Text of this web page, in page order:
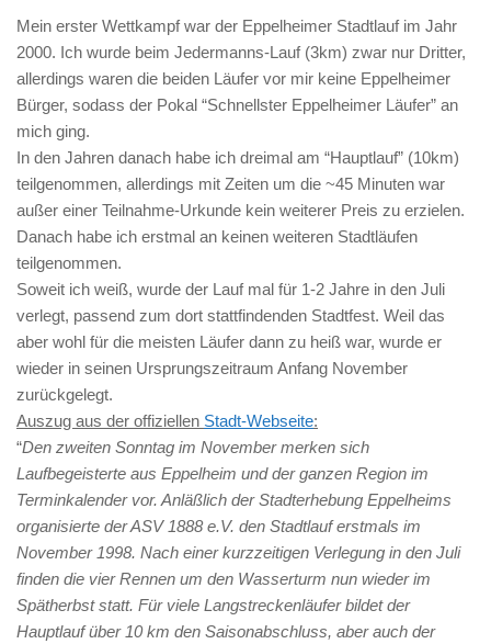
Mein erster Wettkampf war der Eppelheimer Stadtlauf im Jahr
2000. Ich wurde beim Jedermanns-Lauf (3km) zwar nur Dritter,
allerdings waren die beiden Läufer vor mir keine Eppelheimer
Bürger, sodass der Pokal “Schnellster Eppelheimer Läufer” an
mich ging.
In den Jahren danach habe ich dreimal am “Hauptlauf” (10km)
teilgenommen, allerdings mit Zeiten um die ~45 Minuten war
außer einer Teilnahme-Urkunde kein weiterer Preis zu erzielen.
Danach habe ich erstmal an keinen weiteren Stadtläufen
teilgenommen.
Soweit ich weiß, wurde der Lauf mal für 1-2 Jahre in den Juli
verlegt, passend zum dort stattfindenden Stadtfest. Weil das
aber wohl für die meisten Läufer dann zu heiß war, wurde er
wieder in seinen Ursprungszeitraum Anfang November
zurückgelegt.
Auszug aus der offiziellen Stadt-Webseite:
“Den zweiten Sonntag im November merken sich
Laufbegeisterte aus Eppelheim und der ganzen Region im
Terminkalender vor. Anläßlich der Stadterhebung Eppelheims
organisierte der ASV 1888 e.V. den Stadtlauf erstmals im
November 1998. Nach einer kurzzeitigen Verlegung in den Juli
finden die vier Rennen um den Wasserturm nun wieder im
Spätherbst statt. Für viele Langstreckenläufer bildet der
Hauptlauf über 10 km den Saisonabschluss, aber auch der